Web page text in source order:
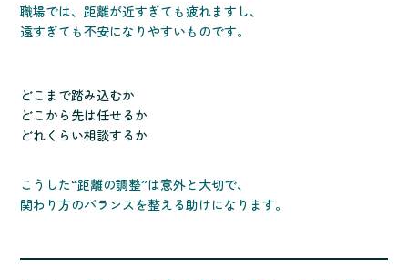
職場では、距離が近すぎても疲れますし、
遠すぎても不安になりやすいものです。
どこまで踏み込むか
どこから先は任せるか
どれくらい相談するか
こうした“距離の調整”は意外と大切で、
関わり方のバランスを整える助けになります。